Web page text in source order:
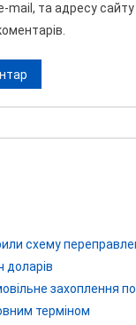
mail, та адресу
схему
доларів
захоплення
терміном